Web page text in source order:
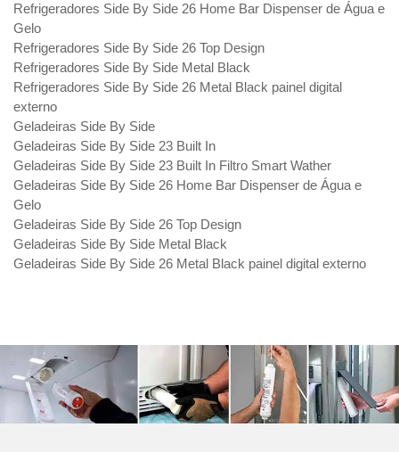
Refrigeradores Side By Side 26 Home Bar Dispenser de Água e
Gelo
Refrigeradores Side By Side 26 Top Design
Refrigeradores Side By Side Metal Black
Refrigeradores Side By Side 26 Metal Black painel digital
externo
Geladeiras Side By Side
Geladeiras Side By Side 23 Built In
Geladeiras Side By Side 23 Built In Filtro Smart Wather
Geladeiras Side By Side 26 Home Bar Dispenser de Água e
Gelo
Geladeiras Side By Side 26 Top Design
Geladeiras Side By Side Metal Black
Geladeiras Side By Side 26 Metal Black painel digital externo